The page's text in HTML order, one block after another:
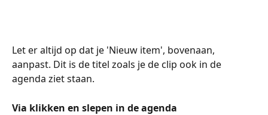
Let er altijd op dat je 'Nieuw item', bovenaan,
aanpast. Dit is de titel zoals je de clip ook in de
agenda ziet staan.
Via klikken en slepen in de agenda